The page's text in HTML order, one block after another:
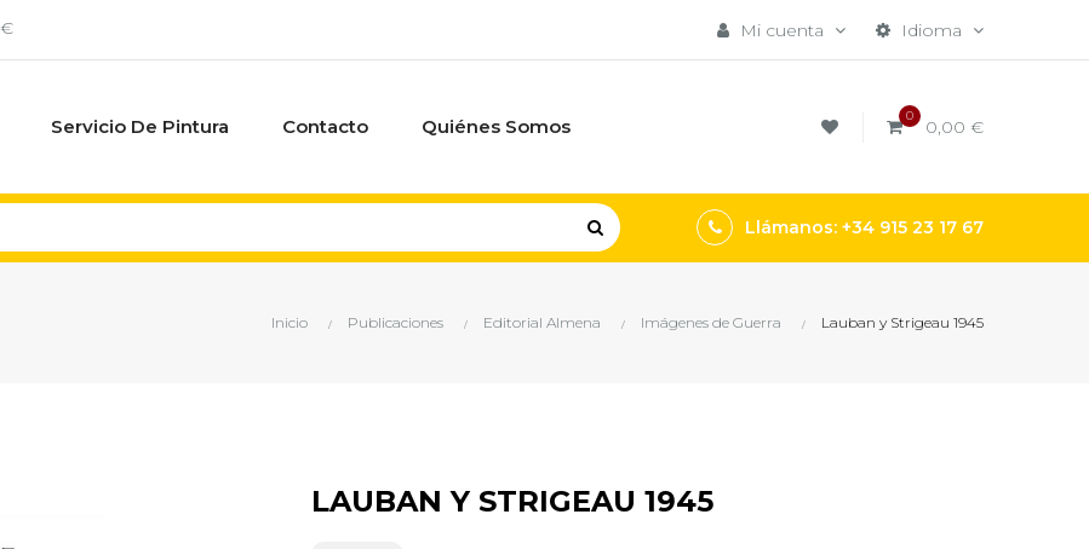
Idioma
Mi cuenta
Servicio De Pintura Contacto Quiénes Somos 0 0,00 €
Llámanos: +34 915 23 17 67
Inicio Publicaciones Editorial Almena Imágenes de Guerra Lauban y Strigeau 1945
LAUBAN Y STRIGEAU 1945